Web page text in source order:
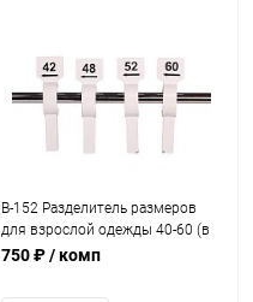
В-152 Разделитель размеров
для взрослой одежды 40-60 (в
комплекте 11 шт.)
750 ₽/ комп